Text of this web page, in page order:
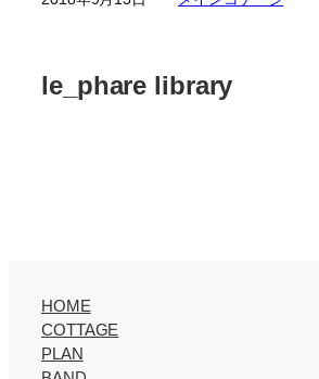
le_phare library
HOME
COTTAGE
PLAN